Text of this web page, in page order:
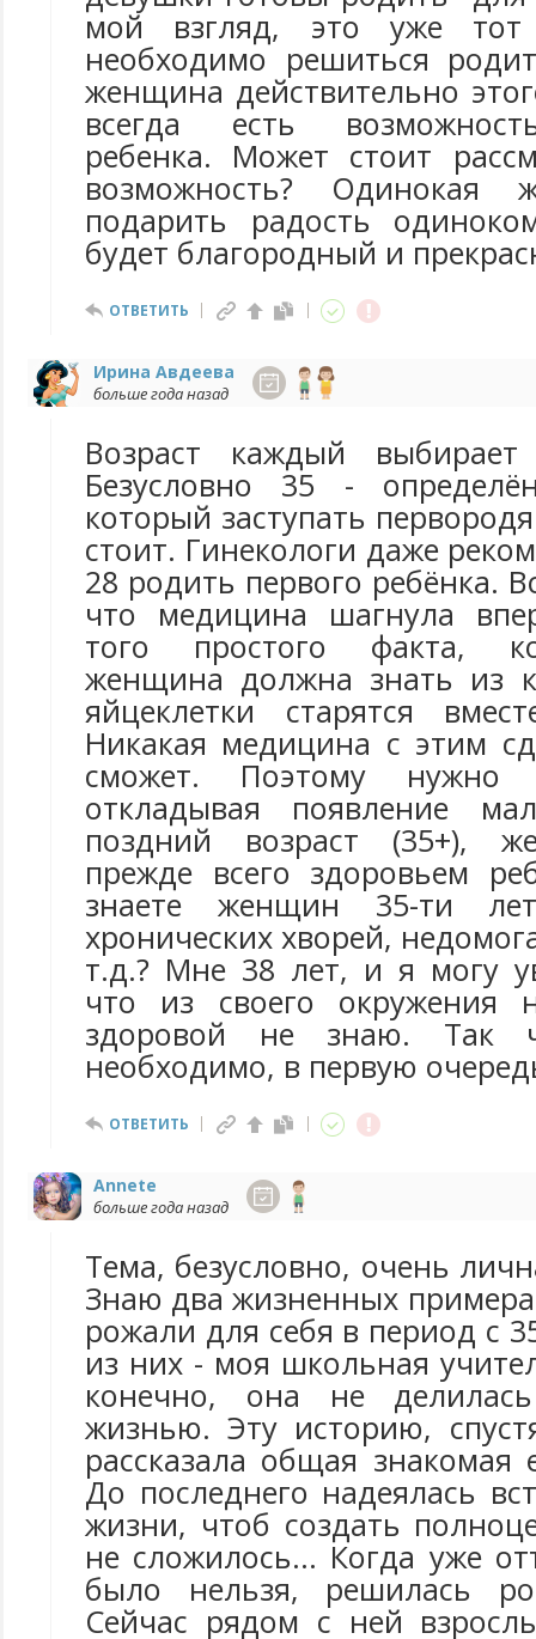
мой взгляд, это уже тот
необходимо решиться
женщина действительно
всегда есть
ребенка. Может стоит
возможность? Одинокая
подарить радость
будет благородный и
ОТВЕТИТЬ
Ирина Авдеева
больше года назад
Возраст каждый
Безусловно 35 -
который заступать
стоит. Гинекологи даже
28 родить первого ребёнка.
что медицина шагнула
того простого факта,
женщина должна знать из
яйцеклетки старятся
Никакая медицина с этим
сможет. Поэтому нужно
откладывая появление
поздний возраст (35+),
прежде всего здоровьем
знаете женщин 35-ти
хронических хворей,
т.д.? Мне 38 лет, и я могу
что из своего окружения
здоровой не знаю. Так
необходимо, в первую
ОТВЕТИТЬ
Annete
больше года назад
Тема, безусловно, очень
Знаю два жизненных
рожали для себя в период с
из них - моя школьная
конечно, она не
жизнью. Эту историю,
рассказала общая
До последнего надеялась
жизни, чтоб создать
не сложилось... Когда уже
было нельзя, решилась
Сейчас рядом с ней